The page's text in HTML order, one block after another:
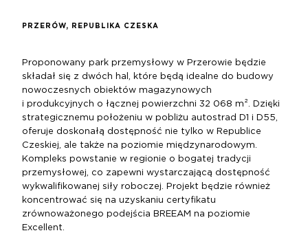
PRZERÓW, REPUBLIKA CZESKA
Proponowany park przemysłowy w Przerowie będzie
składał się z dwóch hal, które będą idealne do budowy
nowoczesnych obiektów magazynowych
i produkcyjnych o łącznej powierzchni 32 068 m². Dzięki
strategicznemu położeniu w pobliżu autostrad D1 i D55,
oferuje doskonałą dostępność nie tylko w Republice
Czeskiej, ale także na poziomie międzynarodowym.
Kompleks powstanie w regionie o bogatej tradycji
przemysłowej, co zapewni wystarczającą dostępność
wykwalifikowanej siły roboczej. Projekt będzie również
koncentrować się na uzyskaniu certyfikatu
zrównoważonego podejścia BREEAM na poziomie
Excellent.